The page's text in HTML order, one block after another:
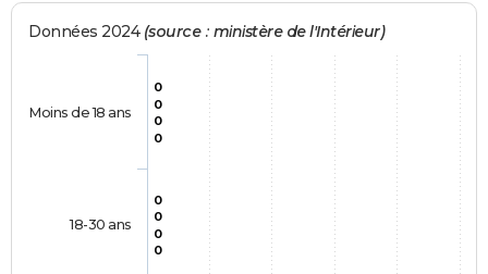
Données 2024 (source : ministère de l'Intérieur)
0
0
0
0
0
0
0
0
Moins de 18 ans
18-30 ans